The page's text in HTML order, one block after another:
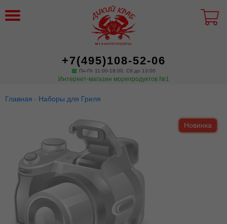
+7(495)108-52-06
Пн-Пт 11:00-18:00. Сб до 13:00
Интернет-магазин морепродуктов №1
Главная Наборы для Гриля
Новинка